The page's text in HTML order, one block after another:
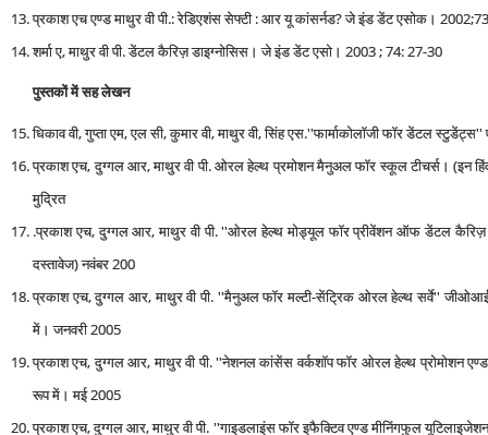
प्रकाश एच एण्‍ड माथुर वी पी.: रेडिएशंस सेफ्टी : आर यू कांसर्नड? जे इंड डेंट एसोक।
शर्मा ए, माथुर वी पी. डेंटल कैरिज़ डाइग्‍नोसिस। जे इंड डेंट एसो। 2003 ; 74: 27-30
पुस्‍तकों में सह लेखन
धिकाव वी, गुप्ता एम, एल सी, कुमार वी, माथुर वी, सिंह एस.''फार्माकोलॉजी फॉर डेंटल स्‍टुडेंट्स''
प्रकाश एच, दुग्गल आर, माथुर वी पी. ओरल हेल्‍थ प्रमोशन मैनुअल फॉर स्‍कूल टीचर्स। (इन
मुद्रित
.प्रकाश एच, दुग्गल आर, माथुर वी पी. ''ओरल हेल्‍थ मोड्यूल फॉर प्रीवेंशन ऑफ डेंटल
दस्‍तावेज) नवंबर 200
प्रकाश एच, दुग्गल आर, माथुर वी पी. ''मैनुअल फॉर मल्‍टी-सेंट्रिक ओरल हेल्‍थ सर्वे''
में। जनवरी 2005
प्रकाश एच, दुग्गल आर, माथुर वी पी. ''नेशनल कांसेंस वर्कशॉप फॉर ओरल हेल्‍थ प्रोमोशन
रूप में। मई 2005
प्रकाश एच, दुग्गल आर, माथुर वी पी. ''गाइडलाइंस फॉर इफैक्टिव एण्‍ड मीनिंगफुल